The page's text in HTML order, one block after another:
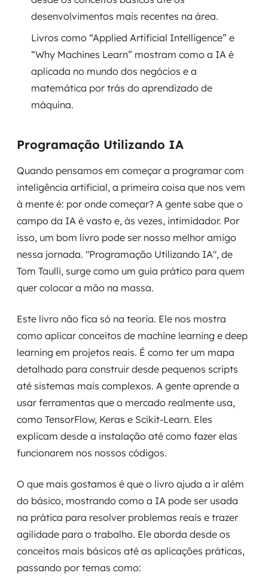
DevSecOps
MSS
Consultoria de segurança
Simulação de Phishing
Segurança de aplicações e Cloud
desenvolvimentos mais recentes na área.
Livros como “Applied Artificial Intelligence” e
“Why Machines Learn” mostram como a IA é
aplicada no mundo dos negócios e a
matemática por trás do aprendizado de
máquina.
Programação Utilizando IA
Quando pensamos em começar a programar com
inteligência artificial, a primeira coisa que nos vem
à mente é: por onde começar? A gente sabe que o
campo da IA é vasto e, às vezes, intimidador. Por
isso, um bom livro pode ser nosso melhor amigo
nessa jornada. "Programação Utilizando IA", de
Tom Taulli, surge como um guia prático para quem
quer colocar a mão na massa.
Este livro não fica só na teoria. Ele nos mostra
como aplicar conceitos de machine learning e deep
learning em projetos reais. É como ter um mapa
detalhado para construir desde pequenos scripts
até sistemas mais complexos. A gente aprende a
usar ferramentas que o mercado realmente usa,
como TensorFlow, Keras e Scikit-Learn. Eles
explicam desde a instalação até como fazer elas
funcionarem nos nossos códigos.
O que mais gostamos é que o livro ajuda a ir além
do básico, mostrando como a IA pode ser usada
na prática para resolver problemas reais e trazer
agilidade para o trabalho. Ele aborda desde os
conceitos mais básicos até as aplicações práticas,
passando por temas como: